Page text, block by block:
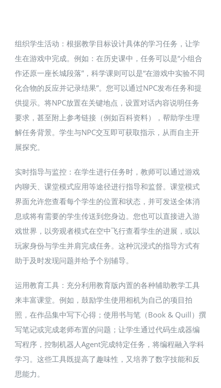
组织学生活动：根据教学目标设计具体的学习任务，让学
生在游戏中完成。例如：在历史课中，任务可以是“小组合
作还原一座长城段落”，科学课则可以是“在游戏中实验不同
化合物的反应并记录结果”。您可以通过NPC发布任务和提
供提示​。将NPC放置在关键地点，设置对话内容说明任务
要求，甚至附上参考链接（例如百科资料），帮助学生理
解任务背景。学生与NPC交互即可获取指示，从而自主开
展探究。
实时指导与监控：在学生进行任务时，教师可以通过游戏
内聊天、课堂模式应用等途径进行指导和监督​。课堂模式
界面允许您查看每个学生的位置和状态，并可发送全体消
息或将有需要的学生传送到您身边​。您也可以直接进入游
戏世界，以旁观者模式在空中飞行查看学生的进展，或以
玩家身份与学生并肩完成任务。这种沉浸式的指导方式有
助于及时发现问题并给予个别辅导。
运用教育工具：充分利用教育版内置的各种辅助教学工具
来丰富课堂。例如，鼓励学生使用相机为自己的项目拍
照，在作品集中写下心得​；使用书与笔（Book & Quill）撰
写笔记或完成老师布置的问题；让学生通过代码生成器编
写程序，控制机器人Agent完成特定任务，将编程融入学科
学习​。这些工具既提高了趣味性，又培养了数字技能和反
思能力。